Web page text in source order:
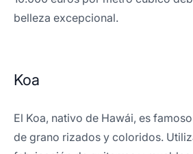
belleza excepcional.
Koa
El Koa, nativo de Hawái, es
de grano rizados y coloridos.